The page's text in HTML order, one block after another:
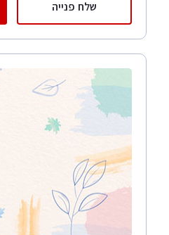
שלח פנייה